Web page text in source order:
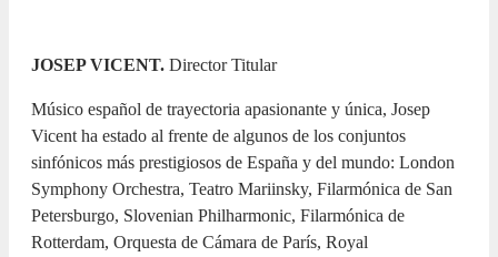
JOSEP VICENT. Director Titular
Músico español de trayectoria apasionante y única, Josep
Vicent ha estado al frente de algunos de los conjuntos
sinfónicos más prestigiosos de España y del mundo: London
Symphony Orchestra, Teatro Mariinsky, Filarmónica de San
Petersburgo, Slovenian Philharmonic, Filarmónica de
Rotterdam, Orquesta de Cámara de París, Royal